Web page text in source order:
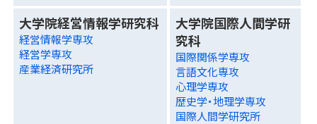
大学院経営情報学研究科
経営情報学専攻
経営学専攻
産業経済研究所
大学院国際人間学研
究科
国際関係学専攻
言語文化専攻
心理学専攻
歴史学・地理学専攻
国際人間学研究所